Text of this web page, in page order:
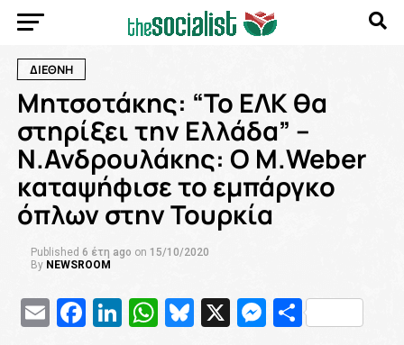
ΔΙΕΘΝΗ
Μητσοτάκης: “Το ΕΛΚ θα
στηρίξει την Ελλάδα” –
Ν.Ανδρουλάκης: Ο Μ.Weber
καταψήφισε το εμπάργκο
όπλων στην Τουρκία
Published 6 έτη ago on 15/10/2020
By NEWSROOM
EmailFacebook
LinkedIn
WhatsApp
Bluesky
X